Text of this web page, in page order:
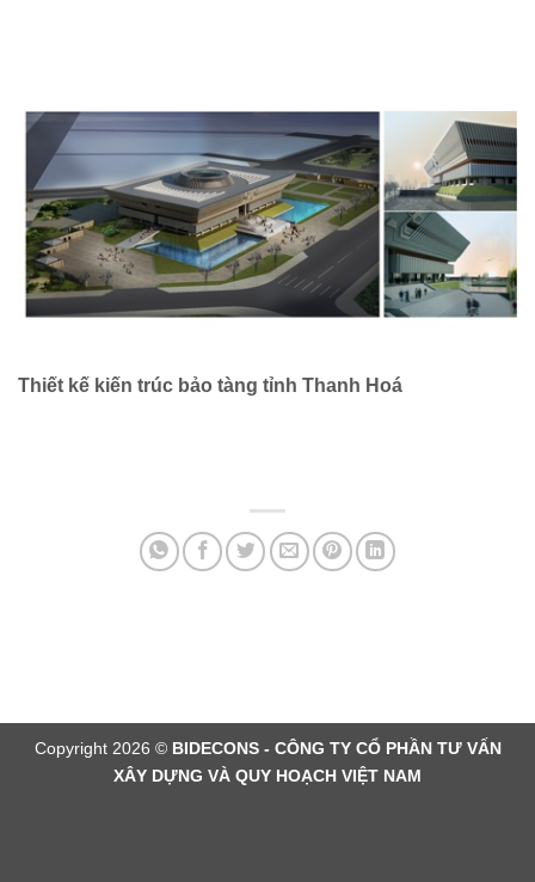
Thiết kế kiến trúc bảo tàng tỉnh Thanh Hoá
Copyright 2026 © BIDECONS - CÔNG TY CỔ PHẦN TƯ VẤN
XÂY DỰNG VÀ QUY HOẠCH VIỆT NAM